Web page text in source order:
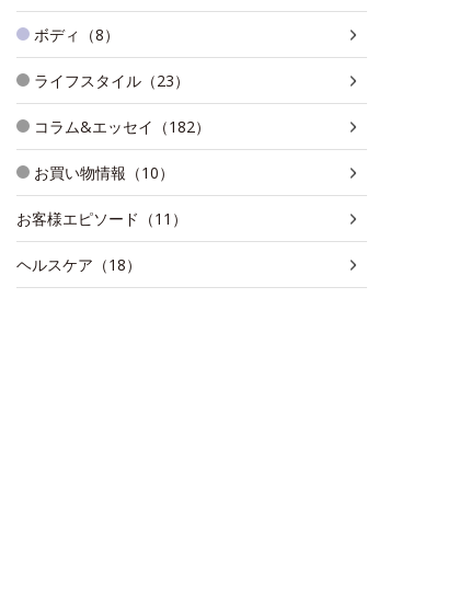
ボディ（8）
ライフスタイル（23）
コラム&エッセイ（182）
お買い物情報（10）
お客様エピソード（11）
ヘルスケア（18）